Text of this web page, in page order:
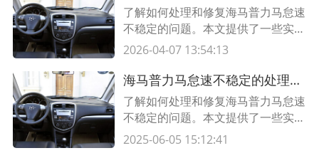
了解如何处理和修复海马普力马怠速
不稳定的问题。本文提供了一些实用
的技巧和建议，以帮助您解决这个常
能够保持您的海马普力马稳定的怠速
状态。
2026-04-07 13:54:13
海马普力马怠速不稳定的处理和修复技巧
了解如何处理和修复海马普力马怠速
不稳定的问题。本文提供了一些实用
的技巧和建议，以帮助您解决这个常
2025-06-05 15:12:41